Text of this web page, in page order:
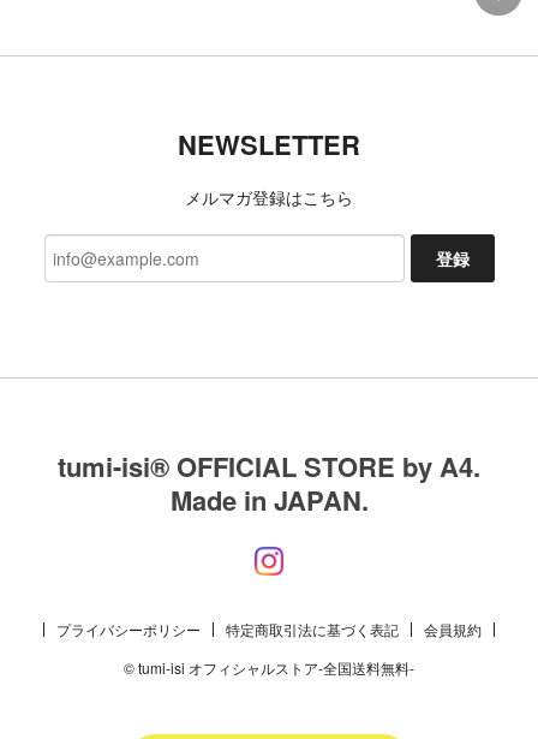
NEWSLETTER
メルマガ登録はこちら
登録
tumi-isi®︎ OFFICIAL STORE by A4.
Made in JAPAN.
プライバシーポリシー 特定商取引法に基づく表記
会員規約
© tumi-isi オフィシャルストア-全国送料無料-